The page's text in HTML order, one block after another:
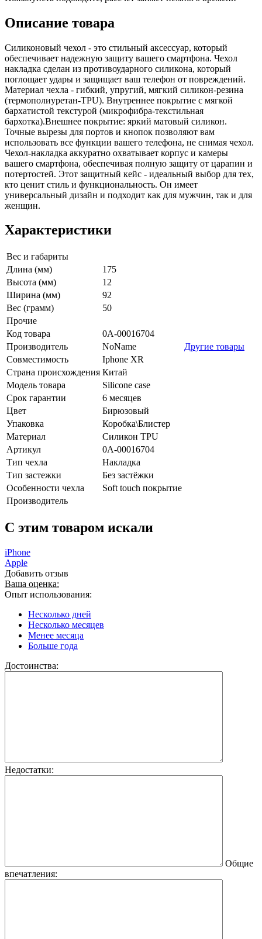
Описание товара
Силиконовый чехол - это стильный аксессуар, который
обеспечивает надежную защиту вашего смартфона. Чехол
накладка сделан из противоударного силикона, который
поглощает удары и защищает ваш телефон от повреждений.
Материал чехла - гибкий, упругий, мягкий силикон-резина
(термополиуретан-TPU). Внутреннее покрытие с мягкой
бархатистой текстурой (микрофибра-текстильная
бархотка).Внешнее покрытие: яркий матовый силикон.
Точные вырезы для портов и кнопок позволяют вам
использовать все функции вашего телефона, не снимая чехол.
Чехол-накладка аккуратно охватывает корпус и камеры
вашего смартфона, обеспечивая полную защиту от царапин и
потертостей. Этот защитный кейс - идеальный выбор для тех,
кто ценит стиль и функциональность. Он имеет
универсальный дизайн и подходит как для мужчин, так и для
женщин.
Характеристики
Вес и габариты
Длина (мм)
175
Высота (мм)
12
Ширина (мм)
92
Вес (грамм)
50
Прочие
Код товара
0А-00016704
Производитель
NoName
Другие товары
Совместимость
Iphone XR
Страна происхождения Китай
Модель товара
Silicone case
Срок гарантии
6 месяцев
Цвет
Бирюзовый
Упаковка
Коробка\Блистер
Материал
Силикон TPU
Артикул
0А-00016704
Тип чехла
Накладка
Тип застежки
Без застёжки
Особенности чехла
Soft touch покрытие
Производитель
C этим товаром искали
iPhone
Apple
Добавить отзыв
Ваша оценка:
Опыт использования:
Несколько дней
Несколько месяцев
Менее месяца
Больше года
Достоинства:
Недостатки:
Общие
впечатления: